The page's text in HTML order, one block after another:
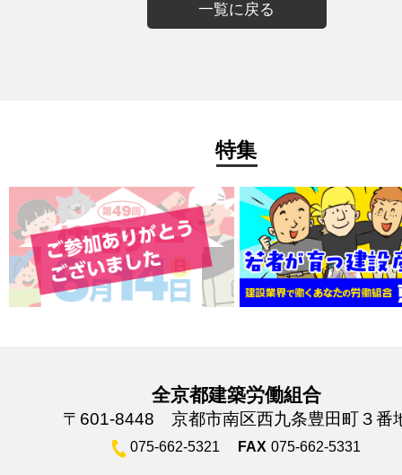
一覧に戻る
特集
全京都建築労働組合
〒601-8448 京都市南区西九条豊田町３番
075-662-5321 FAX 075-662-5331